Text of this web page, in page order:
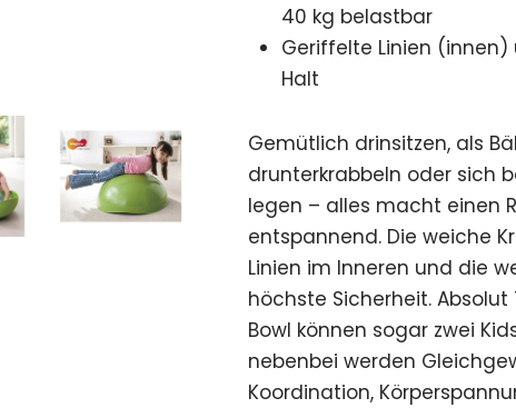
40 kg belastbar
Geriffelte Linien
Halt
Gemütlich drinsitzen, als
drunterkrabbeln oder sich
legen – alles macht einen
entspannend. Die weiche
Linien im Inneren und die
höchste Sicherheit.
Bowl können sogar zwei
nebenbei werden
Koordination,